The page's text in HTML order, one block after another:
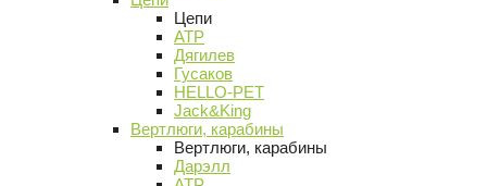
Цепи
АТР
Дягилев
Гусаков
HELLO-PET
Jack&King
Вертлюги, карабины
Вертлюги, карабины
Дарэлл